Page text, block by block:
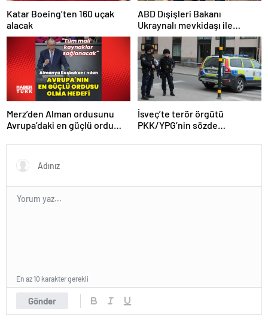
Katar Boeing’ten 160 uçak
alacak
ABD Dışişleri Bakanı
Ukraynalı mevkidaşı ile
görüştü
Merz’den Alman ordusunu
Avrupa’daki en güçlü ordu
İsveç’te terör örgütü
PKK/YPG’nin sözde
Gönder
En az 10 karakter gerekli